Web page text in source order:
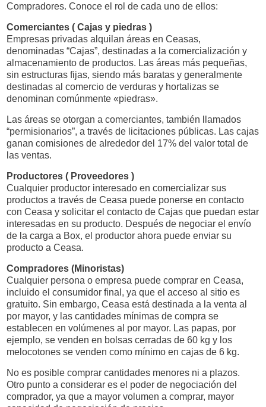
Compradores. Conoce el rol de cada uno de ellos:
Comerciantes ( Cajas y piedras )
Empresas privadas alquilan áreas en Ceasas,
denominadas “Cajas”, destinadas a la comercialización y
almacenamiento de productos. Las áreas más pequeñas,
sin estructuras fijas, siendo más baratas y generalmente
destinadas al comercio de verduras y hortalizas se
denominan comúnmente «piedras».
Las áreas se otorgan a comerciantes, también llamados
“permisionarios”, a través de licitaciones públicas. Las cajas
ganan comisiones de alrededor del 17% del valor total de
las ventas.
Productores ( Proveedores )
Cualquier productor interesado en comercializar sus
productos a través de Ceasa puede ponerse en contacto
con Ceasa y solicitar el contacto de Cajas que puedan estar
interesadas en su producto. Después de negociar el envío
de la carga a Box, el productor ahora puede enviar su
producto a Ceasa.
Compradores (Minoristas)
Cualquier persona o empresa puede comprar en Ceasa,
incluido el consumidor final, ya que el acceso al sitio es
gratuito. Sin embargo, Ceasa está destinada a la venta al
por mayor, y las cantidades mínimas de compra se
establecen en volúmenes al por mayor. Las papas, por
ejemplo, se venden en bolsas cerradas de 60 kg y los
melocotones se venden como mínimo en cajas de 6 kg.
No es posible comprar cantidades menores ni a plazos.
Otro punto a considerar es el poder de negociación del
comprador, ya que a mayor volumen a comprar, mayor